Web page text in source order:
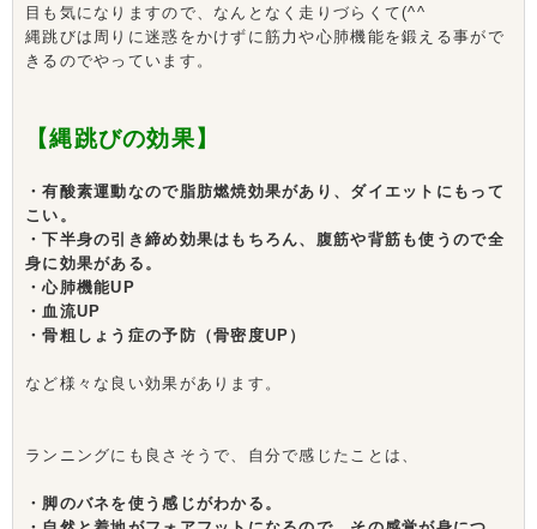
目も気になりますので、なんとなく走りづらくて(^^ゞ
縄跳びは周りに迷惑をかけずに筋力や心肺機能を鍛える事がで
きるのでやっています。
【縄跳びの効果】
・有酸素運動なので脂肪燃焼効果があり、ダイエットにもって
こい。
・下半身の引き締め効果はもちろん、腹筋や背筋も使うので全
身に効果がある。
・心肺機能UP
・血流UP
・骨粗しょう症の予防（骨密度UP）
など様々な良い効果があります。
ランニングにも良さそうで、自分で感じたことは、
・脚のバネを使う感じがわかる。